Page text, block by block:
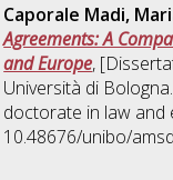
Caporale Madi,
Agreements: A
and Europe,
Università di
doctorate in law and
10.48676/unibo/